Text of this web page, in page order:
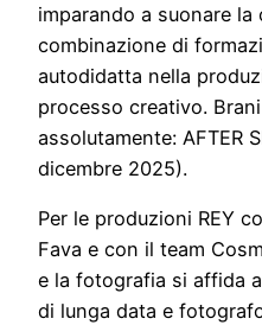
imparando a suonare la
combinazione di
autodidatta nella
processo creativo.
assolutamente: AFTER
dicembre 2025).
Per le produzioni REY
Fava e con il team
e la fotografia si affida
di lunga data e